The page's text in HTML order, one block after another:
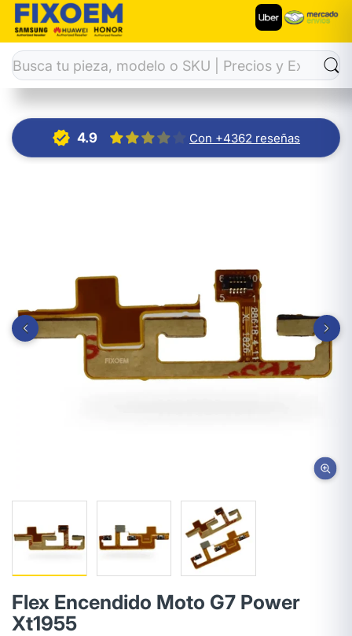
Inicio Flex Power-Volumen Flex Encendido Moto G7 Power
4.9 Con +4362 reseñas
Flex Encendido Moto G7 Power
Xt1955